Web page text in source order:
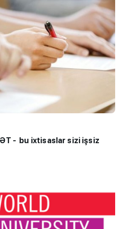
- bu ixtisaslar sizi işsiz